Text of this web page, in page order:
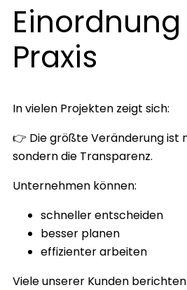
Praxis
In vielen Projekten zeigt sich:
👉 Die größte Veränderung ist
sondern die Transparenz.
Unternehmen können:
schneller entscheiden
besser planen
effizienter arbeiten
Viele unserer Kunden